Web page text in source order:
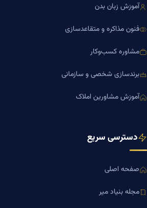
آموزش زبان بدن
فنون مذاکره و متقاعدسازی
مشاوره کسب‌وکار
برندسازی شخصی و سازمانی
آموزش مشاورین املاک
دسترسی سریع
صفحه اصلی
مجله بنیاد میر